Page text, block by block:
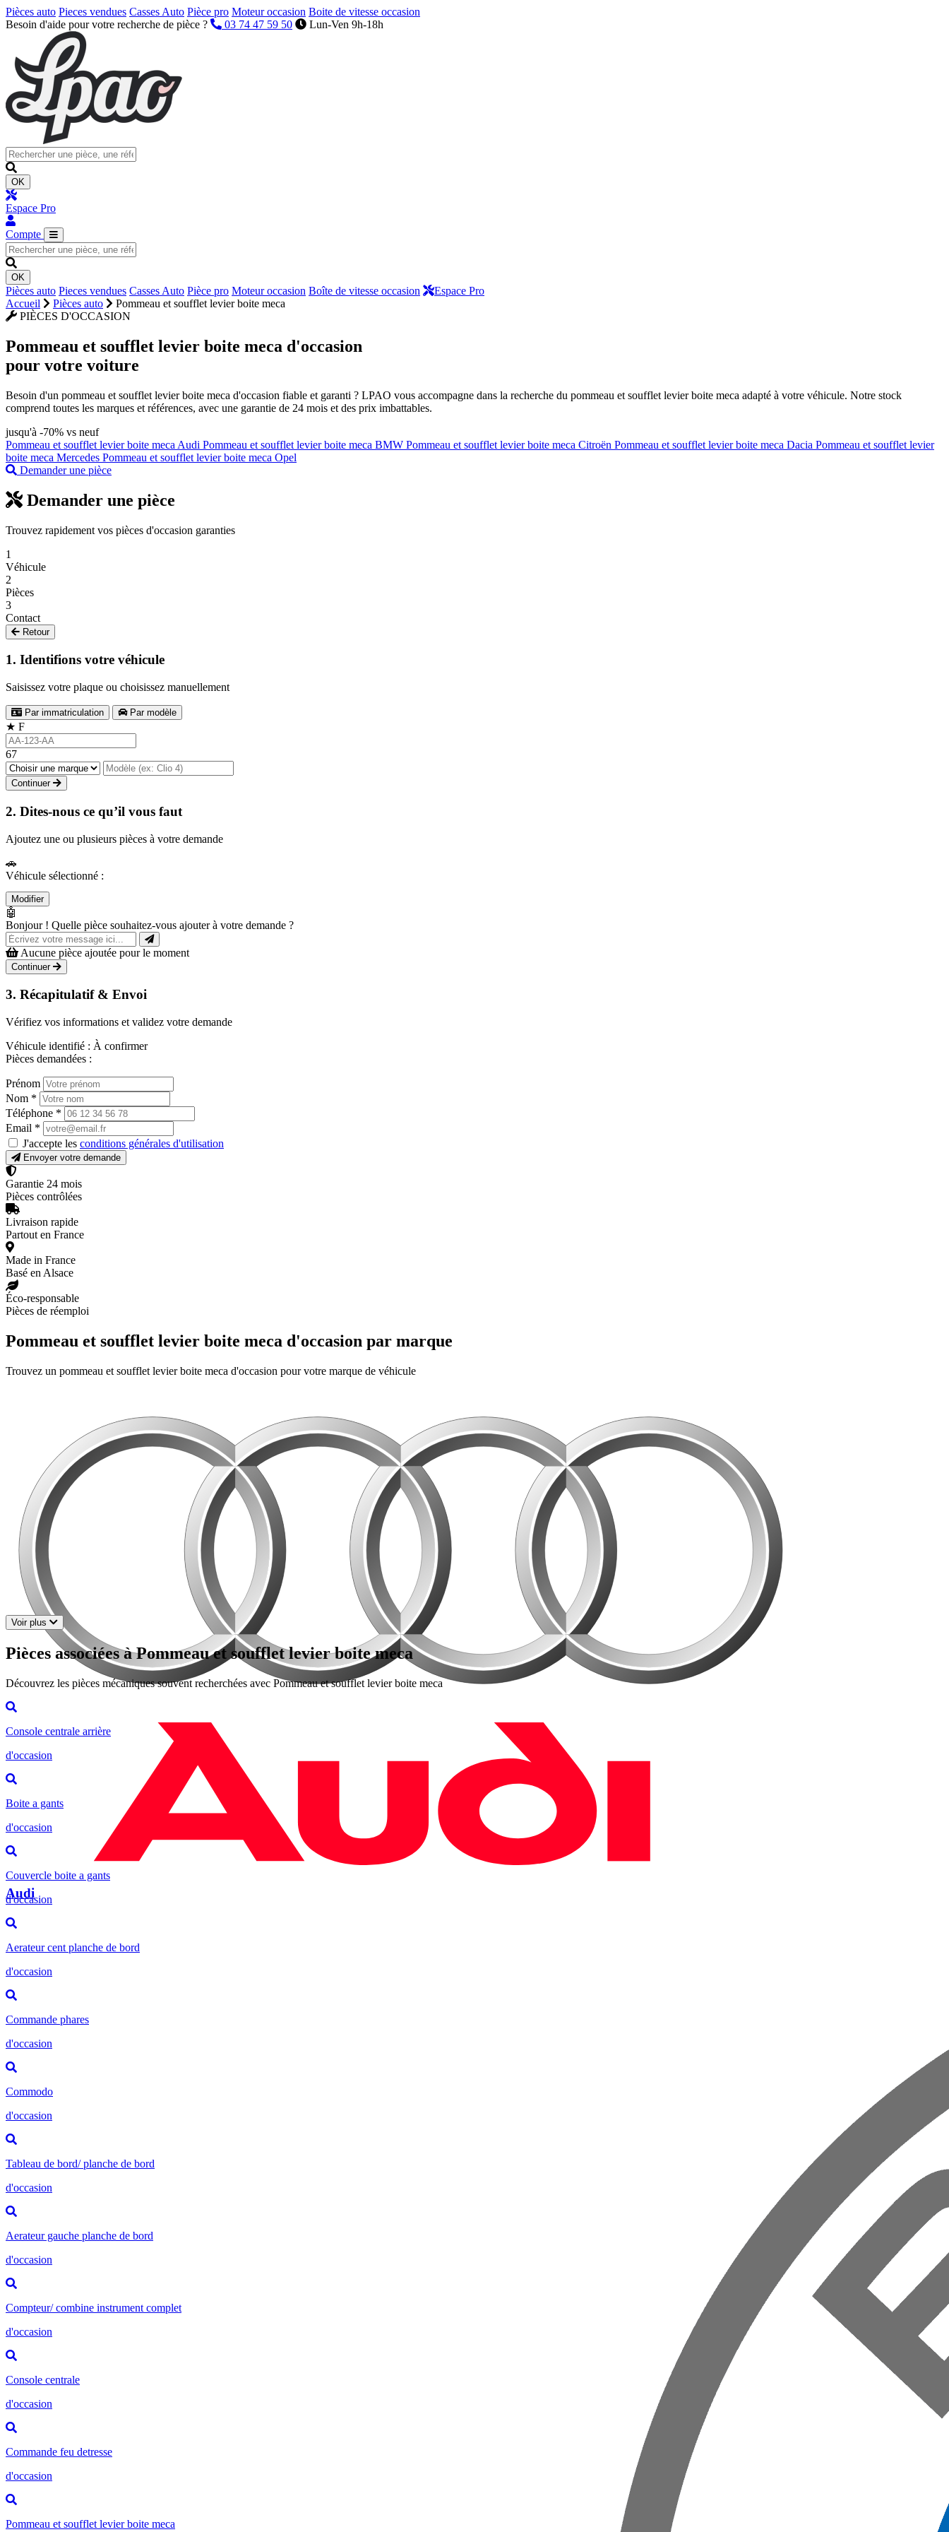
Pièces auto Pieces vendues Casses Auto Pièce pro Moteur occasion Boite de vitesse occasion
Besoin d'aide pour votre recherche de pièce ?
03 74 47 59 50 Lun-Ven 9h-18h
OK
Espace Pro
Compte
OK
Pièces auto Pieces vendues Casses Auto Pièce pro Moteur occasion Boîte de vitesse occasion
Espace Pro
Accueil
Pièces auto
Pommeau et soufflet levier boite meca
PIÈCES D'OCCASION
Pommeau et soufflet levier boite meca d'occasion
pour votre voiture
Besoin d'un pommeau et soufflet levier boite meca d'occasion fiable et garanti ? LPAO vous accompagne dans la recherche du pommeau et soufflet levier boite meca adapté à votre véhicule. Notre stock
comprend toutes les marques et références, avec une garantie de 24 mois et des prix imbattables.
jusqu'à -70% vs neuf
Pommeau et soufflet levier boite meca Audi Pommeau et soufflet levier boite meca BMW Pommeau et soufflet levier boite meca Citroën Pommeau et soufflet levier boite meca Dacia Pommeau et soufflet levier
boite meca Mercedes Pommeau et soufflet levier boite meca Opel
Demander une pièce
Demander une pièce
Trouvez rapidement vos pièces d'occasion garanties
1
Véhicule
2
Pièces
3
Contact
Retour
1. Identifions votre véhicule
Saisissez votre plaque ou choisissez manuellement
Par immatriculation Par modèle
★ F
67
Continuer
2. Dites-nous ce qu’il vous faut
Ajoutez une ou plusieurs pièces à votre demande
🚗
Véhicule sélectionné :
Modifier
🤖
Bonjour ! Quelle pièce souhaitez-vous ajouter à votre demande ?
Aucune pièce ajoutée pour le moment
Continuer
3. Récapitulatif & Envoi
Vérifiez vos informations et validez votre demande
Véhicule identifié : À confirmer
Pièces demandées :
Prénom
Nom *
Téléphone *
Email *
J'accepte les conditions générales d'utilisation
Envoyer votre demande
Garantie 24 mois
Pièces contrôlées
Livraison rapide
Partout en France
Made in France
Basé en Alsace
Éco-responsable
Pièces de réemploi
Pommeau et soufflet levier boite meca d'occasion par marque
Trouvez un pommeau et soufflet levier boite meca d'occasion pour votre marque de véhicule
Audi
Voir plus
Pièces associées à Pommeau et soufflet levier boite meca
Découvrez les pièces mécaniques souvent recherchées avec Pommeau et soufflet levier boite meca
Console centrale arrière
d'occasion
Boite a gants
d'occasion
Couvercle boite a gants
d'occasion
Aerateur cent planche de bord
d'occasion
Commande phares
d'occasion
Commodo
d'occasion
Tableau de bord/ planche de bord
d'occasion
Aerateur gauche planche de bord
d'occasion
Compteur/ combine instrument complet
d'occasion
Console centrale
d'occasion
Commande feu detresse
d'occasion
Pommeau et soufflet levier boite meca